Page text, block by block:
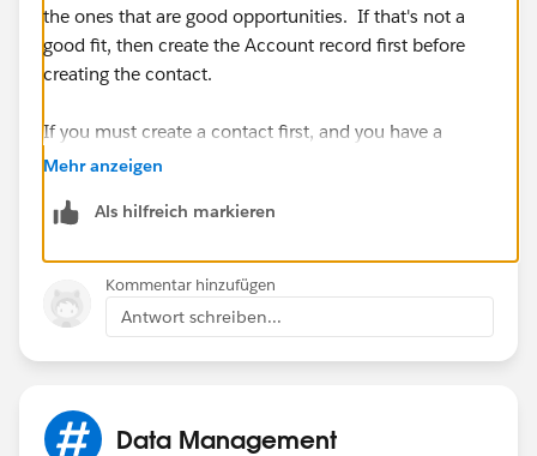
the ones that are good opportunities. If that's not a
good fit, then create the Account record first before
creating the contact.
If you must create a contact first, and you have a
Company Name field on the contact, then you can use
when your Contact is created and link the Contact to
Mehr anzeigen
Als hilfreich markieren
Kommentar hinzufügen
Antwort schreiben...
Data Management